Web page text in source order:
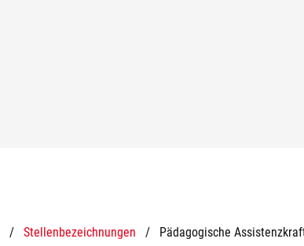
/ Stellenbezeichnungen / Pädagogische